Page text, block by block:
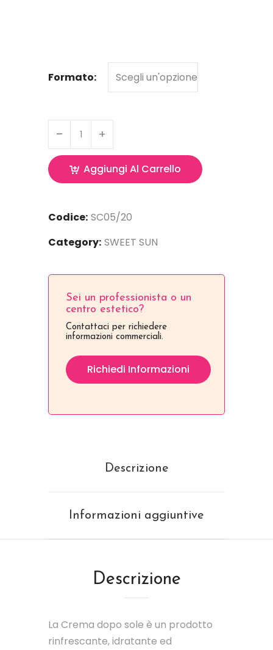
Formato:
Aggiungi Al Carrello
Codice: SC05/20
Category: SWEET SUN
Sei un professionista o un
centro estetico?
Contattaci per richiedere
informazioni commerciali.
Richiedi Informazioni
Descrizione
Informazioni aggiuntive
Descrizione
La Crema dopo sole è un prodotto
rinfrescante, idratante ed